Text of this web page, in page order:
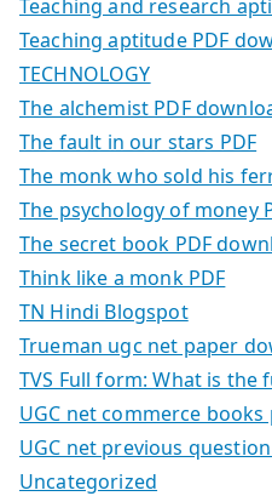
Teaching and research
Teaching aptitude PDF
TECHNOLOGY
The alchemist PDF
The fault in our stars PDF
The monk who sold his
The psychology of money
The secret book PDF
Think like a monk PDF
TN Hindi Blogspot
Trueman ugc net paper
TVS Full form: What is the
UGC net commerce
UGC net previous
Uncategorized